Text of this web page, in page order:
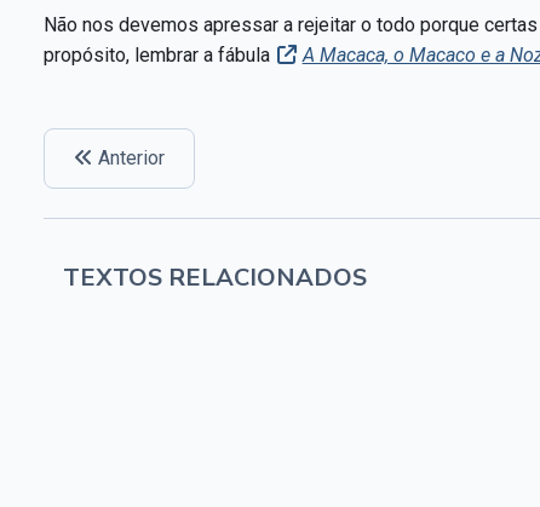
Não nos devemos apressar a rejeitar o todo porque
propósito, lembrar a fábula
A Macaca, o Macaco e a
Anterior
TEXTOS RELACIONADOS